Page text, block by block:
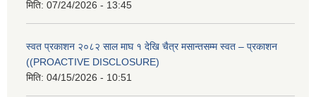
मिति: 07/24/2026 - 13:45
स्वत प्रकाशन २०८२ साल माघ १ देखि चैत्र मसान्तसम्म स्वत – प्रकाशन
((PROACTIVE DISCLOSURE)
मिति: 04/15/2026 - 10:51